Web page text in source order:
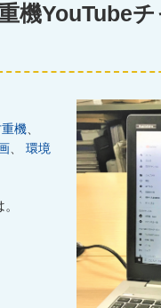
機YouTube
機
環境